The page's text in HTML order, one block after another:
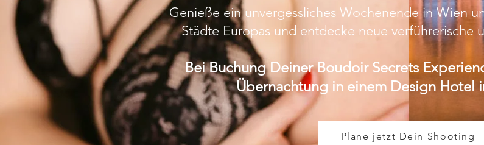
Genieße ein unvergessliches Wochenende in Wien
Städte Europas und entdecke neue verführerische
Bei Buchung Deiner Boudoir Secrets
Übernachtung in einem Design Hotel
Plane jetzt Dein Shooting